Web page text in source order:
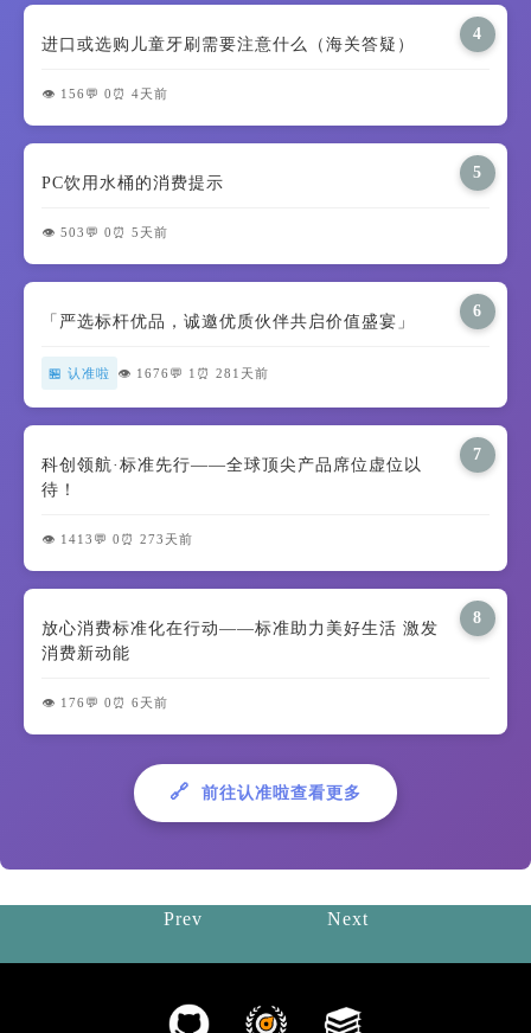
4
进口或选购儿童牙刷需要注意什么（海关答疑）
👁️ 156 💬 0 ⏰ 4天前
5
PC饮用水桶的消费提示
👁️ 503 💬 0 ⏰ 5天前
6
「严选标杆优品，诚邀优质伙伴共启价值盛宴」
🏪 认准啦 👁️ 1676 💬 1 ⏰ 281天前
7
科创领航·标准先行——全球顶尖产品席位虚位以
待！
👁️ 1413 💬 0 ⏰ 273天前
8
放心消费标准化在行动——标准助力美好生活 激发
消费新动能
👁️ 176 💬 0 ⏰ 6天前
🔗 前往认准啦查看更多
Prev Next